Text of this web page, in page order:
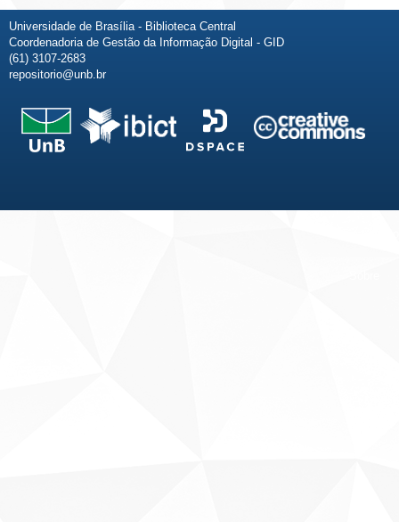
Universidade de Brasília - Biblioteca Central
Coordenadoria de Gestão da Informação Digital - GID
(61) 3107-2683
repositorio@unb.br